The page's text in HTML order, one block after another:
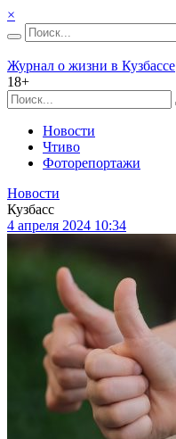
×
Журнал о жизни в Кузбассе
18+
Новости
Чтиво
Фоторепортажи
Новости
Кузбасс
4 апреля 2024 10:34